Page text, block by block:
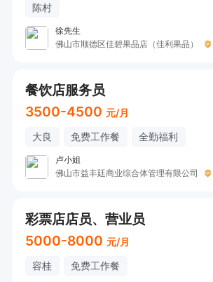
陈村
徐先生
佛山市顺德区佳碧果品店（佳利果品）
餐饮店服务员
3500-4500 元/月
大良 免费工作餐 全勤福利
卢小姐
佛山市益丰廷商业综合体管理有限公司
彩票店店员、营业员
5000-8000 元/月
容桂 免费工作餐